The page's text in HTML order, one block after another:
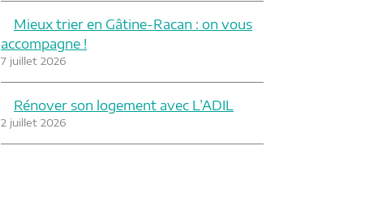
Mieux trier en Gâtine-Racan : on vous
accompagne !
7 juillet 2026
Rénover son logement avec L’ADIL
2 juillet 2026